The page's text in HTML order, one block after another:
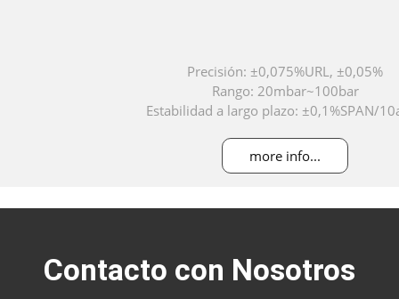
Precisión: ±0,075%URL, ±0,05%
Rango: 20mbar~100bar
Estabilidad a largo plazo: ±0,1%SPAN/
more info...
Contacto con Nosotros